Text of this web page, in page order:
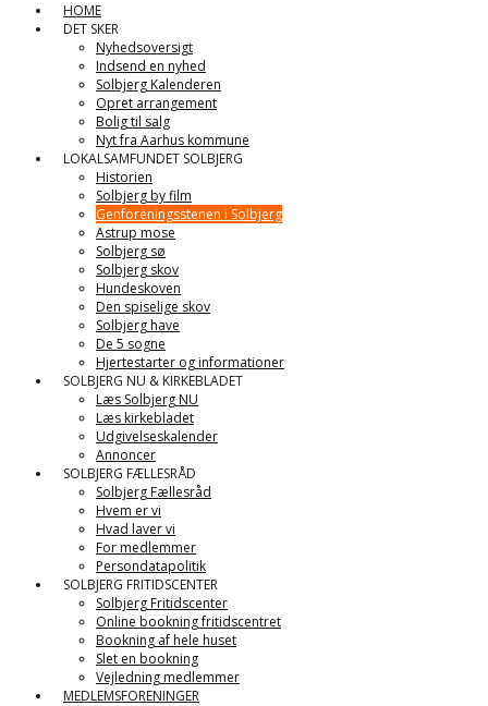
HOME
DET SKER
Nyhedsoversigt
Indsend en nyhed
Solbjerg Kalenderen
Opret arrangement
Bolig til salg
Nyt fra Aarhus kommune
LOKALSAMFUNDET SOLBJERG
Historien
Solbjerg by film
Genforeningsstenen i Solbjerg
Astrup mose
Solbjerg sø
Solbjerg skov
Hundeskoven
Den spiselige skov
Solbjerg have
De 5 sogne
Hjertestarter og informationer
SOLBJERG NU & KIRKEBLADET
Læs Solbjerg NU
Læs kirkebladet
Udgivelseskalender
Annoncer
SOLBJERG FÆLLESRÅD
Solbjerg Fællesråd
Hvem er vi
Hvad laver vi
For medlemmer
Persondatapolitik
SOLBJERG FRITIDSCENTER
Solbjerg Fritidscenter
Online bookning fritidscentret
Bookning af hele huset
Slet en bookning
Vejledning medlemmer
MEDLEMSFORENINGER